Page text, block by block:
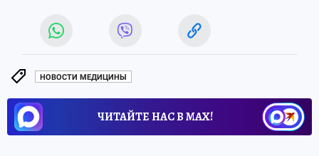
НОВОСТИ МЕДИЦИНЫ
ЧИТАЙТЕ НАС В МАХ!